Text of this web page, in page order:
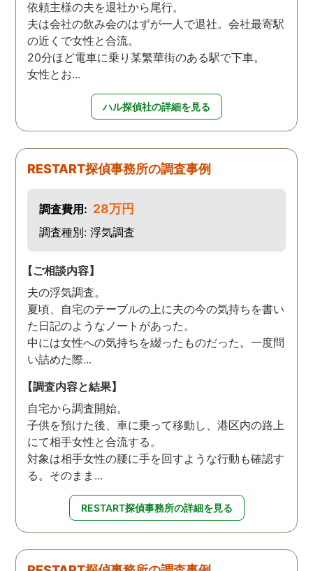
依頼主様の夫を退社から尾行。
夫は会社の飲み会のはずが一人で退社。会社最寄駅
の近くで女性と合流。
20分ほど電車に乗り某繁華街のある駅で下車。
女性とお...
ハル探偵社の詳細を見る
RESTART探偵事務所の調査事例
調査費用: 28万円
調査種別: 浮気調査
【ご相談内容】
夫の浮気調査。
夏頃、自宅のテーブルの上に夫の今の気持ちを書い
た日記のようなノートがあった。
中には女性への気持ちを綴ったものだった。一度問
い詰めた際...
【調査内容と結果】
自宅から調査開始。
子供を預けた後、車に乗って移動し、港区内の路上
にて相手女性と合流する。
対象は相手女性の腰に手を回すような行動も確認す
る。そのまま...
RESTART探偵事務所の詳細を見る